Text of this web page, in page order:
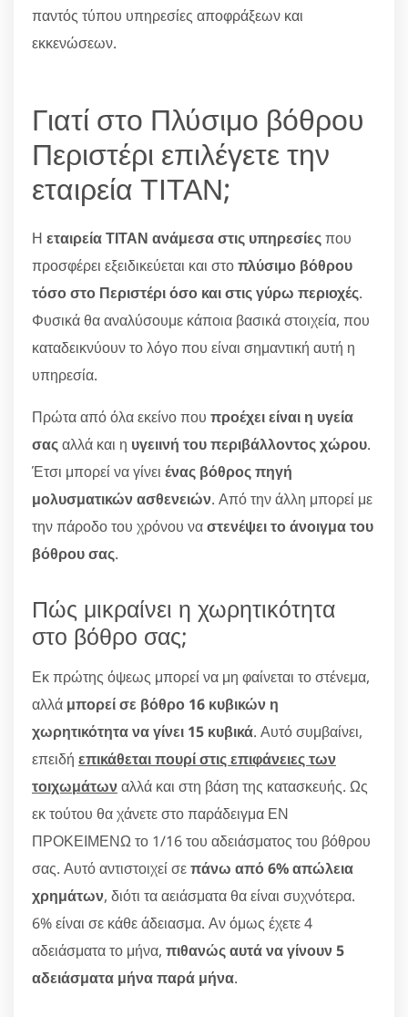
παντός τύπου υπηρεσίες αποφράξεων και
εκκενώσεων.
Γιατί στο Πλύσιμο βόθρου
Περιστέρι επιλέγετε την
εταιρεία ΤΙΤΑΝ;
Η εταιρεία ΤΙΤΑΝ ανάμεσα στις υπηρεσίεςπου
προσφέρει εξειδικεύεται και στοπλύσιμο βόθρου
τόσο στο Περιστέρι όσο και στις γύρω περιοχές.
Φυσικά θα αναλύσουμε κάποια βασικά στοιχεία, που
καταδεικνύουν το λόγο που είναι σημαντική αυτή η
υπηρεσία.
Πρώτα από όλα εκείνο που προέχει είναι η υγεία
σαςαλλά και η υγειινή του περιβάλλοντος χώρου.
Έτσι μπορεί να γίνει ένας βόθρος πηγή
μολυσματικών ασθενειών. Από την άλλη μπορεί με
την πάροδο του χρόνου ναστενέψει το άνοιγμα του
βόθρου σας.
Πώς μικραίνει η χωρητικότητα
στο βόθρο σας;
Εκ πρώτης όψεως μπορεί να μη φαίνεται το στένεμα,
αλλά μπορεί σε βόθρο 16 κυβικών η
χωρητικότητα να γίνει 15 κυβικά. Αυτό συμβαίνει,
επειδή επικάθεται πουρί στις επιφάνειες των
τοιχωμάτωναλλά και στη βάση της κατασκευής. Ως
εκ τούτου θα χάνετε στο παράδειγμα ΕΝ
ΠΡΟΚΕΙΜΕΝΩ το 1/16 του αδειάσματος του βόθρου
σας. Αυτό αντιστοιχεί σεπάνω από 6% απώλεια
χρημάτων, διότι τα αειάσματα θα είναι συχνότερα.
6% είναι σε κάθε άδειασμα. Αν όμως έχετε 4
αδειάσματα το μήνα, πιθανώς αυτά να γίνουν 5
αδειάσματα μήνα παρά μήνα.